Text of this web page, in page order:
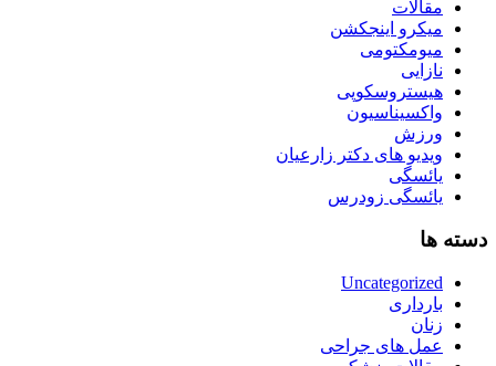
مقالات
میکرو اینجکشن
میومکتومی
نازایی
هیستروسکوپی
واکسیناسیون
ورزش
ویدیو های دکتر زارعیان
یائسگی
یائسگی زودرس
دسته ها
Uncategorized
بارداری
زنان
عمل های جراحی